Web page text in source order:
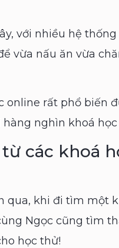
với nhiều hệ
vừa nấu ăn vừa
online rất phổ biến
nghìn khoá
các khoá
qua, khi đi tìm một
Ngọc cũng tìm
học thử!